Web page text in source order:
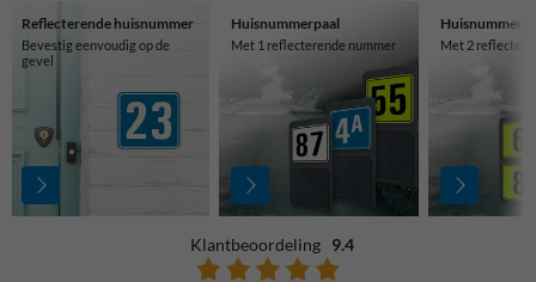
Reflecterende huisnummer
Bevestig eenvoudig op de
gevel
Huisnummerpaal
Met 1 reflecterende nummer Met 2
Klantbeoordeling 9.4